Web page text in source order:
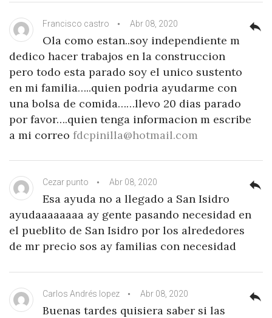
Francisco castro Abr 08, 2020
Ola como estan..soy independiente m
dedico hacer trabajos en la construccion
pero todo esta parado soy el unico sustento
en mi familia…..quien podria ayudarme con
una bolsa de comida……llevo 20 dias parado
por favor….quien tenga informacion m escribe
a mi correo fdcpinilla@hotmail.com
reply
Cezar punto Abr 08, 2020
Esa ayuda no a llegado a San Isidro
ayudaaaaaaaa ay gente pasando necesidad en
el pueblito de San Isidro por los alrededores
de mr precio sos ay familias con necesidad
reply
Carlos Andrés lopez Abr 08, 2020
Buenas tardes quisiera saber si las
reply